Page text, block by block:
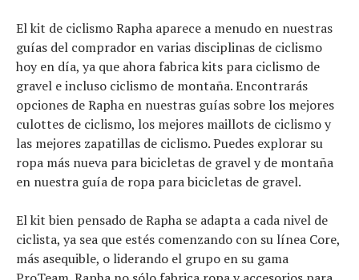
El kit de ciclismo Rapha aparece a menudo en nuestras
guías del comprador en varias disciplinas de ciclismo
hoy en día, ya que ahora fabrica kits para ciclismo de
gravel e incluso ciclismo de montaña. Encontrarás
opciones de Rapha en nuestras guías sobre los mejores
culottes de ciclismo, los mejores maillots de ciclismo y
las mejores zapatillas de ciclismo. Puedes explorar su
ropa más nueva para bicicletas de gravel y de montaña
en nuestra guía de ropa para bicicletas de gravel.
El kit bien pensado de Rapha se adapta a cada nivel de
ciclista, ya sea que estés comenzando con su línea Core,
más asequible, o liderando el grupo en su gama